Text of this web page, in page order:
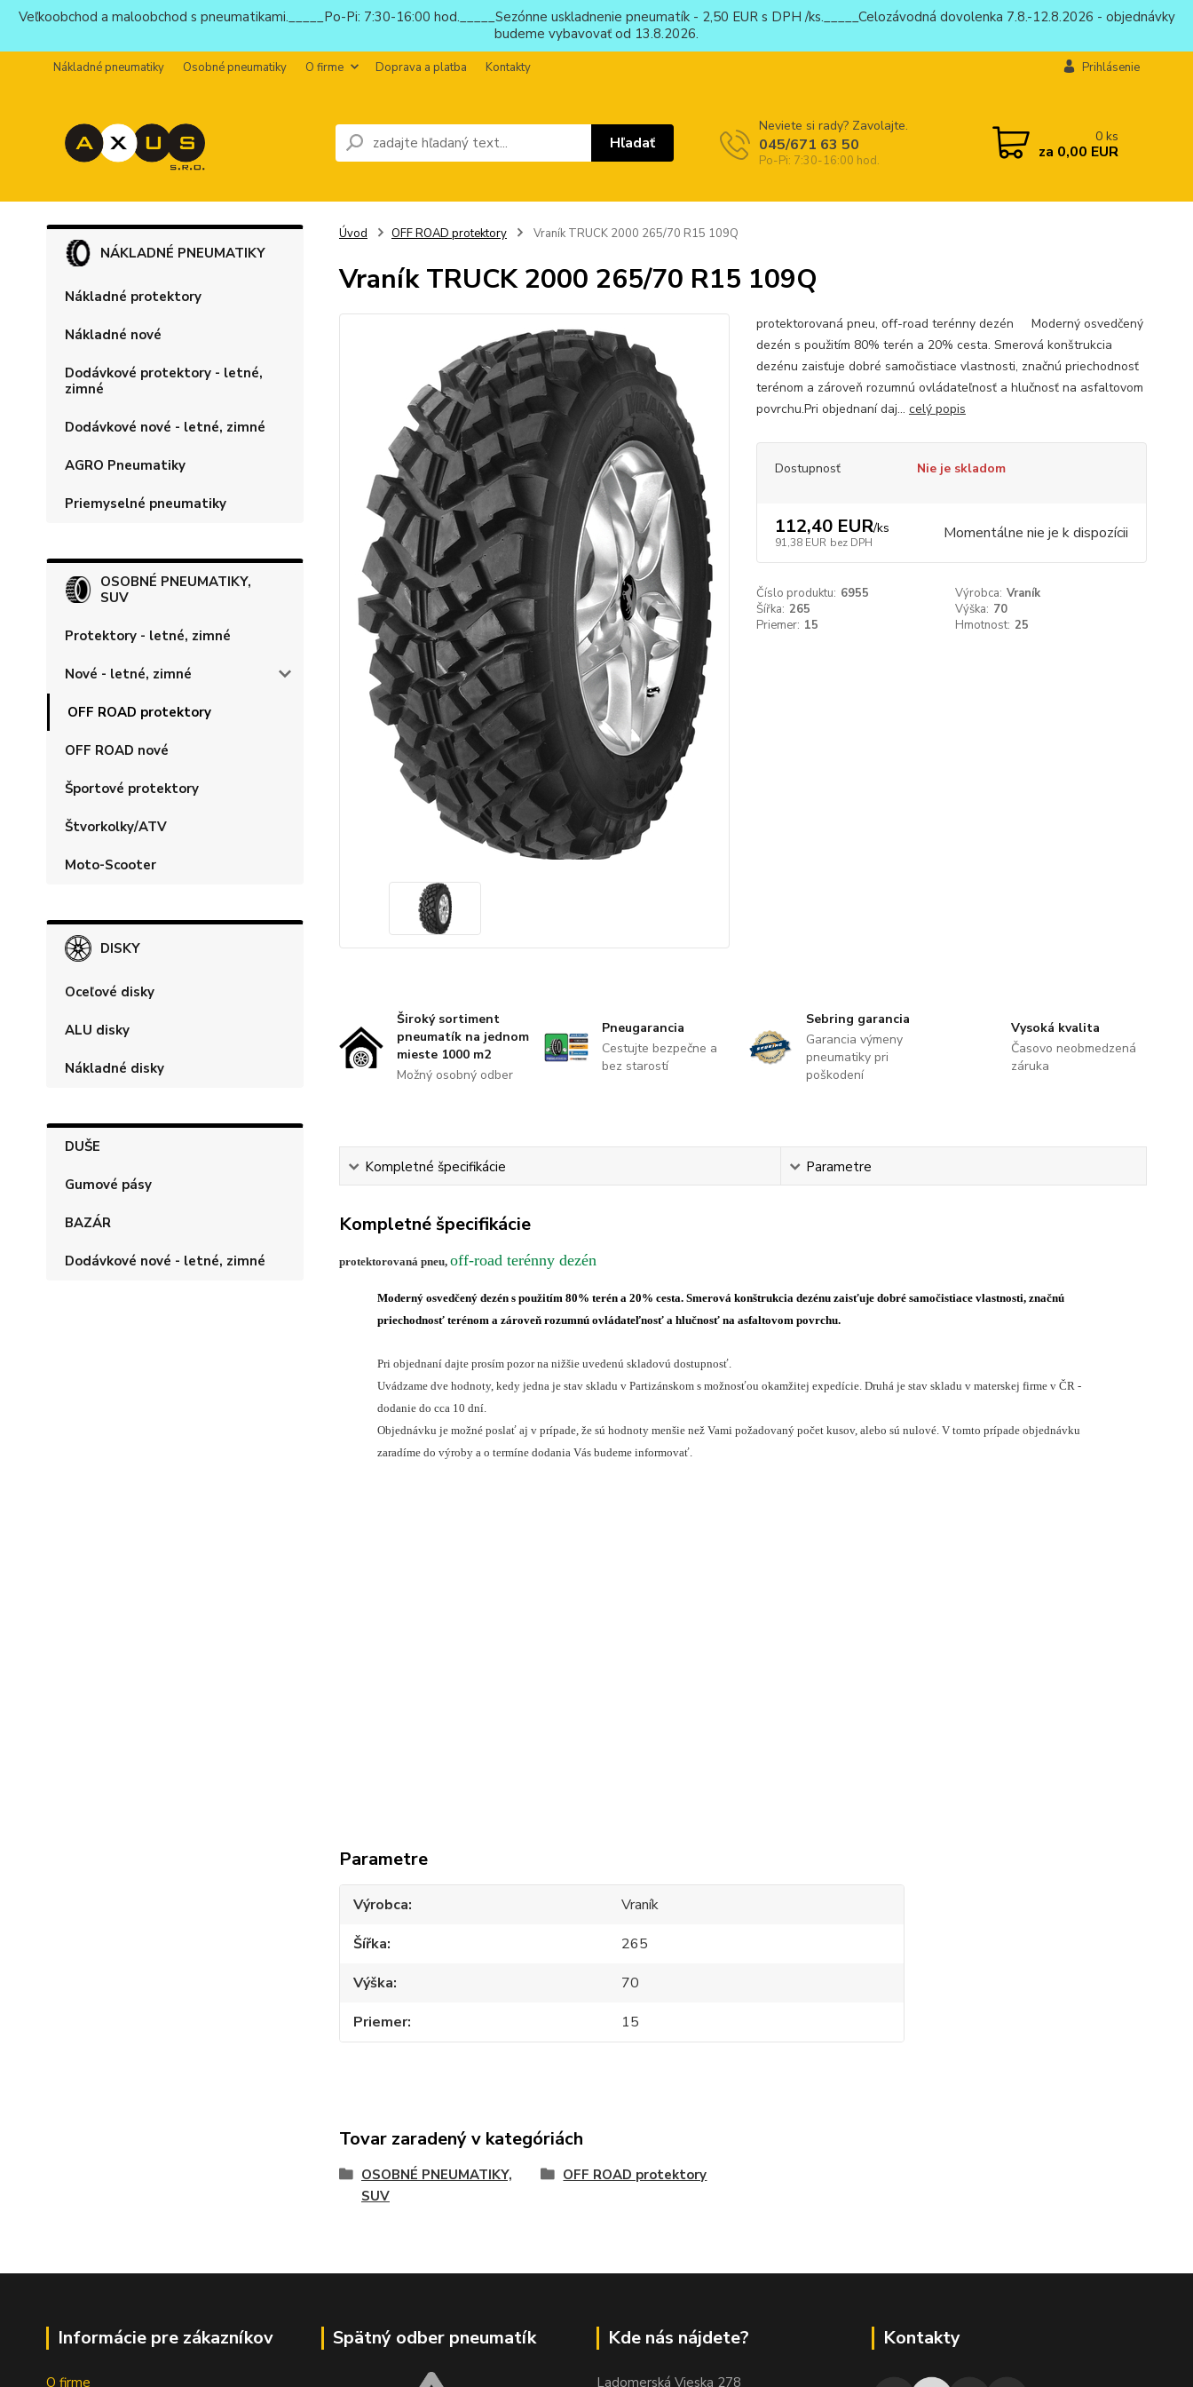
Veľkoobchod a maloobchod s pneumatikami._____Po-Pi: 7:30-16:00 hod._____Sezónne uskladnenie pneumatík - 2,50 EUR s DPH /ks._____Celozávodná dovolenka 7.8.-12.8.2026 - objednávky
budeme vybavovať od 13.8.2026.
Nákladné pneumatiky Osobné pneumatiky O firme Doprava a platba Kontakty Prihlásenie
Hľadať
Neviete si rady? Zavolajte.
045/671 63 50
Po-Pi: 7:30-16:00 hod.
0 ks
za 0,00 EUR
NÁKLADNÉ PNEUMATIKY
Nákladné protektory
Nákladné nové
Dodávkové protektory - letné,
zimné
Dodávkové nové - letné, zimné
AGRO Pneumatiky
Priemyselné pneumatiky
OSOBNÉ PNEUMATIKY,
SUV
Protektory - letné, zimné
Nové - letné, zimné
OFF ROAD protektory
OFF ROAD nové
Športové protektory
Štvorkolky/ATV
Moto-Scooter
DISKY
Oceľové disky
ALU disky
Nákladné disky
DUŠE
Gumové pásy
BAZÁR
Dodávkové nové - letné, zimné
Úvod OFF ROAD protektory Vraník TRUCK 2000 265/70 R15 109Q
Vraník TRUCK 2000 265/70 R15 109Q
protektorovaná pneu, off-road terénny dezén Moderný osvedčený
dezén s použitím 80% terén a 20% cesta. Smerová konštrukcia
dezénu zaisťuje dobré samočistiace vlastnosti, značnú priechodnosť
terénom a zároveň rozumnú ovládateľnosť a hlučnosť na asfaltovom
povrchu.Pri objednaní daj... celý popis
Dostupnosť Nie je skladom
112,40 EUR/ks
91,38 EUR bez DPH Momentálne nie je k dispozícii
Číslo produktu: 6955 Výrobca: Vraník
Šířka: 265 Výška: 70
Priemer: 15 Hmotnost: 25
Široký sortiment
pneumatík na jednom
mieste 1000 m2
Možný osobný odber
Pneugarancia
Cestujte bezpečne a
bez starostí
Sebring garancia
Garancia výmeny
pneumatiky pri
poškodení
Vysoká kvalita
Časovo neobmedzená
záruka
Kompletné špecifikácie Parametre
Kompletné špecifikácie
protektorovaná pneu, off-road terénny dezén
Moderný osvedčený dezén s použitím 80% terén a 20% cesta. Smerová konštrukcia dezénu zaisťuje dobré samočistiace vlastnosti, značnú
priechodnosť terénom a zároveň rozumnú ovládateľnosť a hlučnosť na asfaltovom povrchu.
Pri objednaní dajte prosím pozor na nižšie uvedenú skladovú dostupnosť.
Uvádzame dve hodnoty, kedy jedna je stav skladu v Partizánskom s možnosťou okamžitej expedície. Druhá je stav skladu v materskej firme v ČR -
dodanie do cca 10 dní.
Objednávku je možné poslať aj v prípade, že sú hodnoty menšie než Vami požadovaný počet kusov, alebo sú nulové. V tomto prípade objednávku
zaradíme do výroby a o termíne dodania Vás budeme informovať.
Parametre
Výrobca
Vraník
Šířka
265
Výška
70
Priemer
15
Tovar zaradený v kategóriách
OSOBNÉ PNEUMATIKY,
SUV
OFF ROAD protektory
Informácie pre zákazníkov
O firme
Spätný odber pneumatík Kde nás nájdete?
Ladomerská Vieska 278
Kontakty